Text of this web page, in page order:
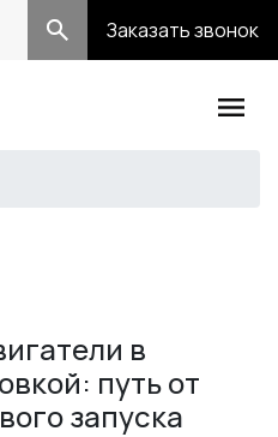
Заказать звонок
в
путь от
запуска